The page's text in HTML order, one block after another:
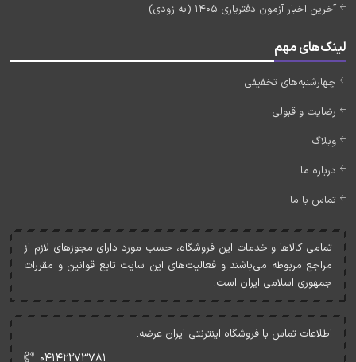
آخرین اخبار آزمون دفتریاری 1405 (به زودی)
لینک‌های مهم
چهارشنبه‌های تخفیفی
رضایت و قبولی
وبلاگ
درباره ما
تماس با ما
تمامی کالاها و خدمات اين فروشگاه، حسب مورد دارای مجوزهای لازم از
مراجع مربوطه می‌باشند و فعاليت‌های اين سايت تابع قوانين و مقررات
جمهوری اسلامی ايران است.
اطلاعات تماس با فروشگاه اینترنتی ایران عرضه:
۰۴۱۴۲۲۷۳۷۸۱